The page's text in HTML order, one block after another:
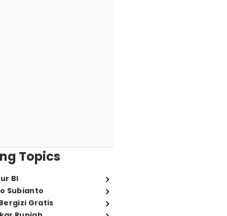
Topics
BI
Subianto
Gratis